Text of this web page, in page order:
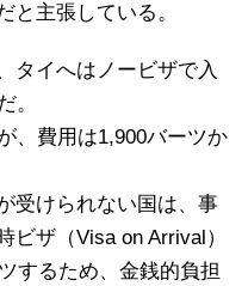
と主張している。
タイへはノービザで入
。
、費用は1,900バーツか
受けられない国は、事
ビザ（Visa on Arrival）
するため、金銭的負担